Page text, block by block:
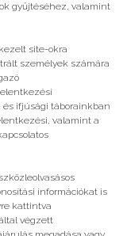
gyűjtéséhez, valamint
site-okra
személyek számára
ifjúsági táborainkban
valamint a
információkat is
kattintva
végzett